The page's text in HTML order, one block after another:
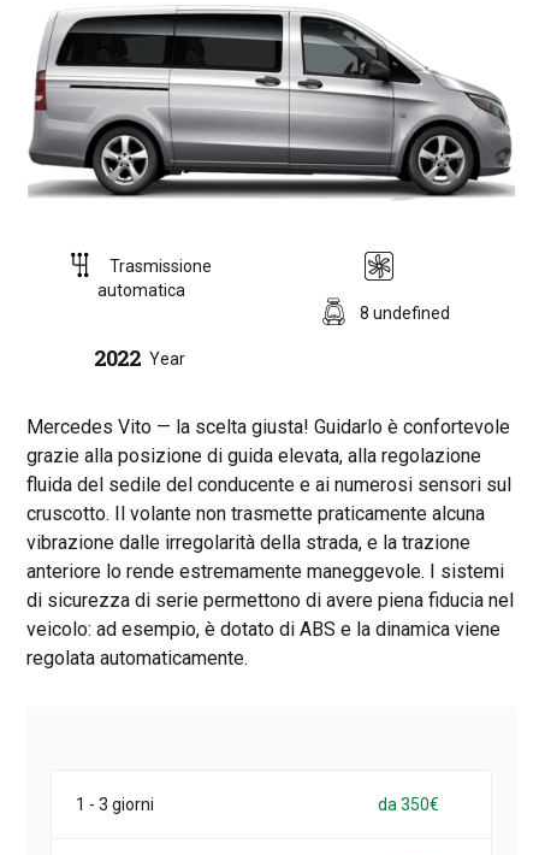
Trasmissione
automatica
8 undefined
2022 Year
Mercedes Vito — la scelta giusta! Guidarlo è confortevole
grazie alla posizione di guida elevata, alla regolazione
fluida del sedile del conducente e ai numerosi sensori sul
cruscotto. Il volante non trasmette praticamente alcuna
vibrazione dalle irregolarità della strada, e la trazione
anteriore lo rende estremamente maneggevole. I sistemi
di sicurezza di serie permettono di avere piena fiducia nel
veicolo: ad esempio, è dotato di ABS e la dinamica viene
regolata automaticamente.
1 - 3 giorni da 350€